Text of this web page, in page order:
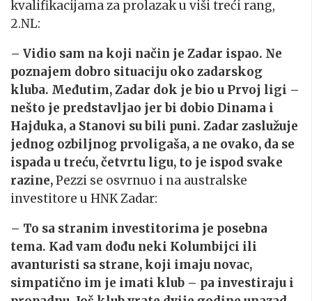
kvalifikacijama za prolazak u viši treći rang,
2.NL:
– Vidio sam na koji način je Zadar ispao. Ne
poznajem dobro situaciju oko zadarskog
kluba. Međutim, Zadar dok je bio u Prvoj ligi –
nešto je predstavljao jer bi dobio Dinama i
Hajduka, a Stanovi su bili puni. Zadar zaslužuje
jednog ozbiljnog prvoligaša, a ne ovako, da se
ispada u treću, četvrtu ligu, to je ispod svake
razine,Pezzi se osvrnuo i na australske
investitore u HNK Zadar:
– To sa stranim investitorima je posebna
tema. Kad vam dođu neki Kolumbijci ili
avanturisti sa strane, koji imaju novac,
simpatično im je imati klub – pa investiraju i